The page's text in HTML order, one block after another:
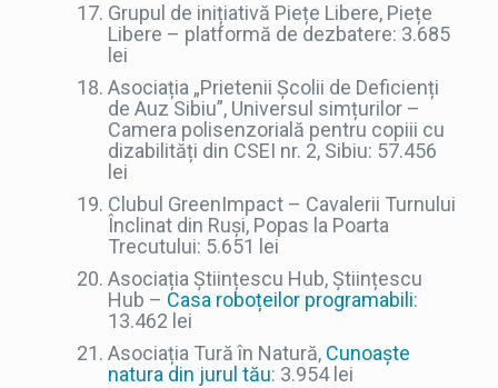
Grupul de inițiativă Piețe Libere, Piețe
Libere – platformă de dezbatere: 3.685
lei
Asociația „Prietenii Școlii de Deficienți
de Auz Sibiu”, Universul simțurilor –
Camera polisenzorială pentru copiii cu
dizabilități din CSEI nr. 2, Sibiu: 57.456
lei
Clubul GreenImpact – Cavalerii Turnului
Înclinat din Ruși, Popas la Poarta
Trecutului: 5.651 lei
Asociația Științescu Hub, Științescu
Hub – Casa roboțeilor programabili:
13.462 lei
Asociația Tură în Natură, Cunoaște
natura din jurul tău: 3.954 lei